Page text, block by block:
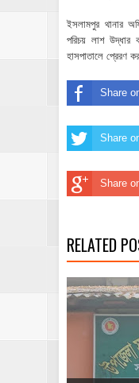
ইসলামপুর থানার
পরিচয় লাশ উদ্ধার
হাসপাতালে প্রেরণ
Share
Share
Share
RELATED